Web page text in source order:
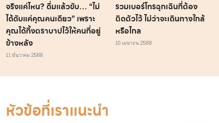
จริงแค่ไหน? ดื่มแล้วขับ… “ไม่
ได้ดับแค่คุณคนเดียว” เพราะ
คุณได้ทิ้งตราบาปไว้ให้คนที่อยู่
ข้างหลัง
11 ธันวาคม 2568
รวมเบอร์โทรฉุกเฉินที่ต้อง
ติดตัวไว้ ไม่ว่าจะเดินทางใกล้
หรือไกล
10 เมษายน 2568
หัวข้อที่เราแนะนำ